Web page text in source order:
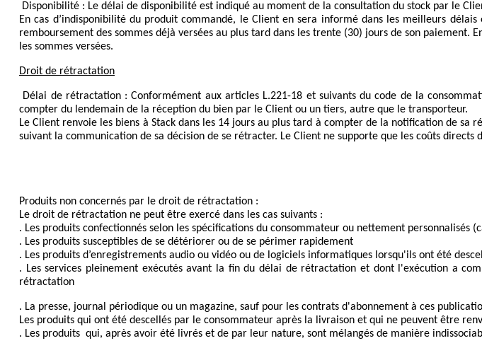
Disponibilité : Le délai de disponibilité est indiqué au moment de la consultation du stock par le
En cas d’indisponibilité du produit commandé, le Client en sera informé dans les meilleurs
remboursement des sommes déjà versées au plus tard dans les trente (30) jours de son paiement.
les sommes versées.
Droit de rétractation
Délai de rétractation : Conformément aux articles L.221-18 et suivants du code de la
compter du lendemain de la réception du bien par le Client ou un tiers, autre que le transporteur.
Le Client renvoie les biens à Stack dans les 14 jours au plus tard à compter de la notification de
suivant la communication de sa décision de se rétracter. Le Client ne supporte que les coûts directs
Produits non concernés par le droit de rétractation :
Le droit de rétractation ne peut être exercé dans les cas suivants :
. Les produits confectionnés selon les spécifications du consommateur ou nettement personnalisés
. Les produits susceptibles de se détériorer ou de se périmer rapidement
. Les produits d’enregistrements audio ou vidéo ou de logiciels informatiques lorsqu'ils ont été
. Les services pleinement exécutés avant la fin du délai de rétractation et dont l'exécution a
rétractation
. La presse, journal périodique ou un magazine, sauf pour les contrats d'abonnement à ces
Les produits qui ont été descellés par le consommateur après la livraison et qui ne peuvent être
. Les produits  qui, après avoir été livrés et de par leur nature, sont mélangés de manière